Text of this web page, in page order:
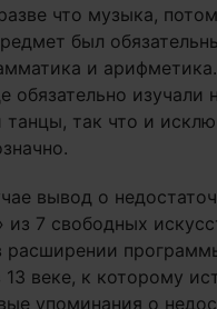
что музыка,
был
и
обязательно изучали
танцы, так что и
вывод о
из 7 свободных
расширении
веке, к которому
упоминания о